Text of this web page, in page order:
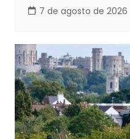
7 de agosto de 2026